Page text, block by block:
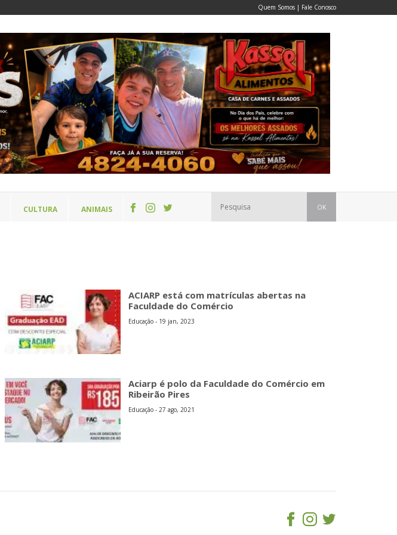
Quem Somos | Fale Conosco
CULTURA ANIMAIS OK
ACIARP está com matrículas abertas na
Faculdade do Comércio
Educação - 19 jan, 2023
Aciarp é polo da Faculdade do Comércio em
Ribeirão Pires
Educação - 27 ago, 2021